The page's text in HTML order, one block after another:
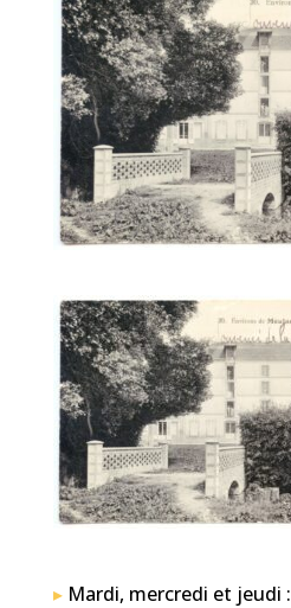
▸Mardi, mercredi et jeudi :